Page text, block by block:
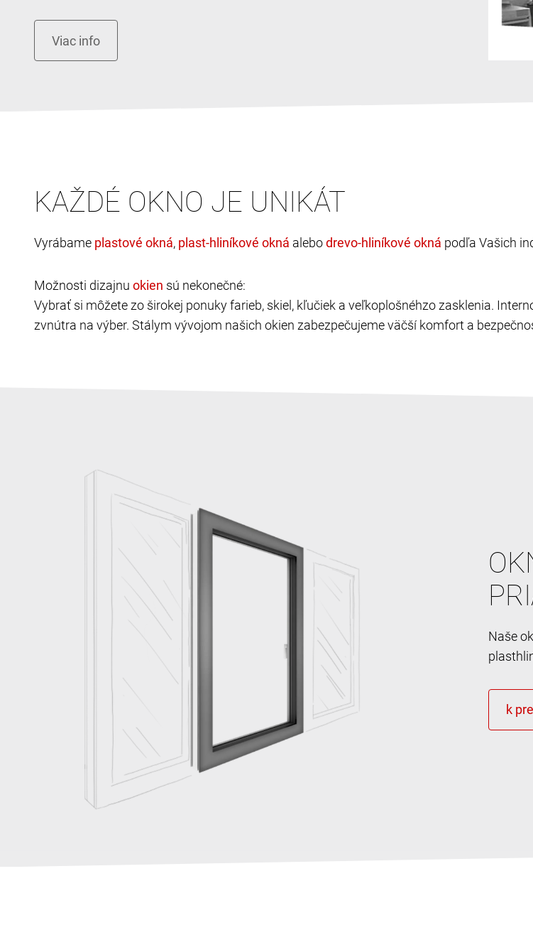
KAŽDÉ OKNO JE UNIKÁT
Vyrábame , alebo podľa Vašich
Možnosti dizajnu
sú nekonečné:
Vybrať si môžete zo širokej ponuky farieb, skiel, kľučiek a veľkoplošnéhzo zasklenia.
zvnútra na výber. Stálym vývojom našich okien zabezpečujeme väčší komfort a
Naše